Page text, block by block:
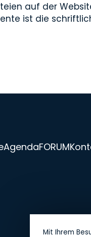
auf der
ist die
AgendaFORUM
Mit Ihrem